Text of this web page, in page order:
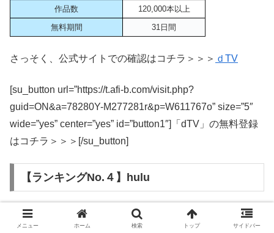
作品数
120,000本以上
無料期間
31日間
さっそく、公式サイトでの確認はコチラ＞＞＞ ｄTV
[su_button url=”https://t.afi-b.com/visit.php?
guid=ON&a=78280Y-M277281r&p=W611767o” size=”5″
wide=”yes” center=”yes” id=”button1″]「dTV」の無料登録
はコチラ＞＞＞[/su_button]
【ランキングNo.４】hulu
メニュー ホーム 検索 トップ サイドバー